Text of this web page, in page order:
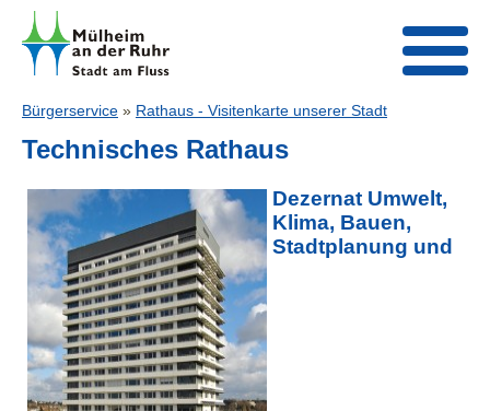
Bürgerservice » Rathaus - Visitenkarte unserer Stadt
Technisches Rathaus
Dezernat Umwelt,
Klima, Bauen,
Stadtplanung und